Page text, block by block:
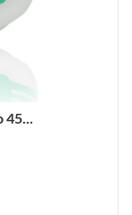
45...